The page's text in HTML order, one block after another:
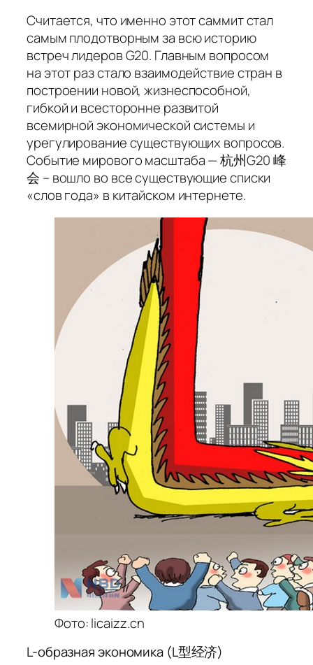
Считается, что именно этот саммит стал
самым плодотворным за всю историю
встреч лидеров G20. Главным вопросом
на этот раз стало взаимодействие стран в
построении новой, жизнеспособной,
гибкой и всесторонне развитой
всемирной экономической системы и
урегулирование существующих вопросов.
Событие мирового масштаба — 杭州G20 峰
会 – вошло во все существующие списки
«слов года» в китайском интернете.
Фото: licaizz.cn
L-образная экономика (L型经济)